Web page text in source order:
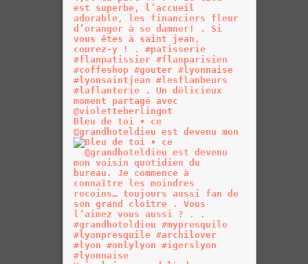
Bleu de toi • ce
@grandhoteldieu est devenu mon